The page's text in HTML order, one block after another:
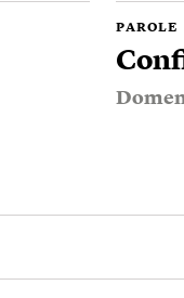
PAROLE